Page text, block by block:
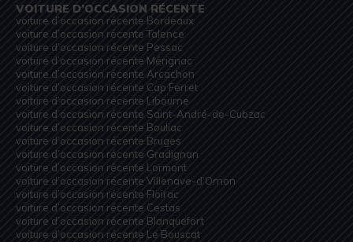
VOITURE D’OCCASION RÉCENTE
voiture d’occasion récente Bordeaux
voiture d’occasion récente Talence
voiture d’occasion récente Pessac
voiture d’occasion récente Mérignac
voiture d’occasion récente Arcachon
voiture d’occasion récente Cap Ferret
voiture d’occasion récente Libourne
voiture d’occasion récente Saint-André-de-Cubzac
voiture d’occasion récente Bouliac
voiture d’occasion récente Bruges
voiture d’occasion récente Gradignan
voiture d’occasion récente Lormont
voiture d’occasion récente Villenave-d’Ornon
voiture d’occasion récente Floirac
voiture d’occasion récente Cestas
voiture d’occasion récente Blanquefort
voiture d’occasion récente Le Bouscat